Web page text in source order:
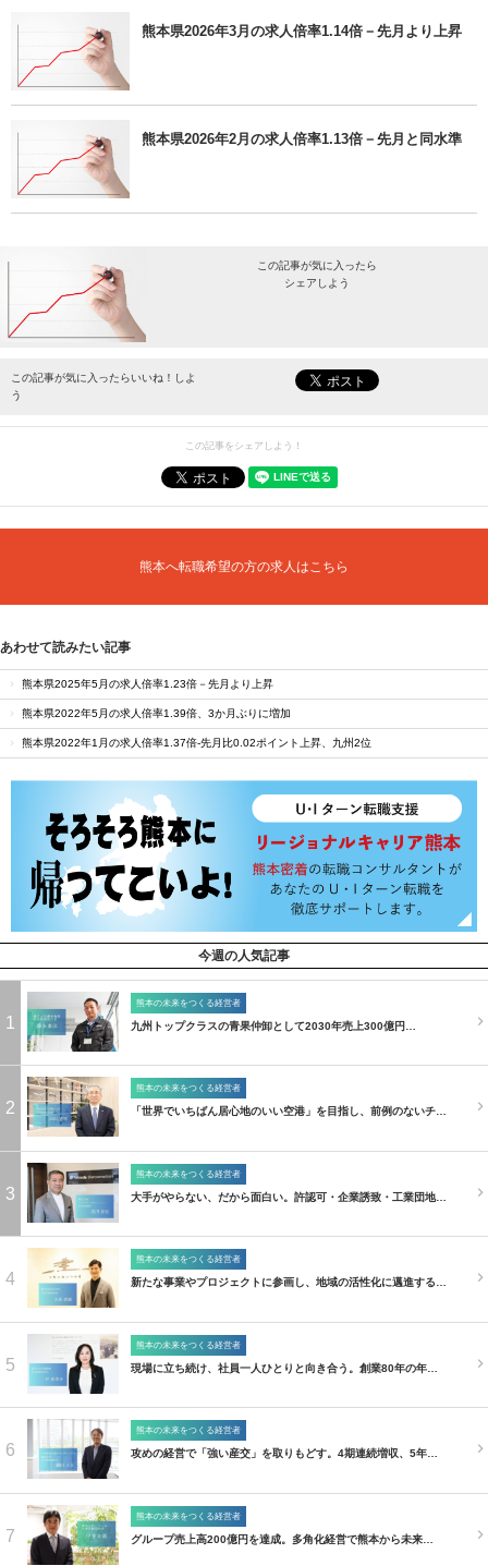
熊本県2026年3月の求人倍率1.14倍－先月より上昇
熊本県2026年2月の求人倍率1.13倍－先月と同水準
この記事が気に入ったら
シェアしよう
最新情報をお届けします。
この記事が気に入ったらいいね！しよ
う
この記事をシェアしよう！
熊本へ転職希望の方の求人はこちら
あわせて読みたい記事
熊本県2025年5月の求人倍率1.23倍－先月より上昇
熊本県2022年5月の求人倍率1.39倍、3か月ぶりに増加
熊本県2022年1月の求人倍率1.37倍‐先月比0.02ポイント上昇、九州2位
今週の人気記事
1
熊本の未来をつくる経営者
九州トップクラスの青果仲卸として2030年売上300億円…
2
熊本の未来をつくる経営者
「世界でいちばん居心地のいい空港」を目指し、前例のないチ…
3
熊本の未来をつくる経営者
大手がやらない、だから面白い。許認可・企業誘致・工業団地…
4
熊本の未来をつくる経営者
新たな事業やプロジェクトに参画し、地域の活性化に邁進する…
5
熊本の未来をつくる経営者
現場に立ち続け、社員一人ひとりと向き合う。創業80年の年…
6
熊本の未来をつくる経営者
攻めの経営で「強い産交」を取りもどす。4期連続増収、5年…
7
熊本の未来をつくる経営者
グループ売上高200億円を達成。多角化経営で熊本から未来…